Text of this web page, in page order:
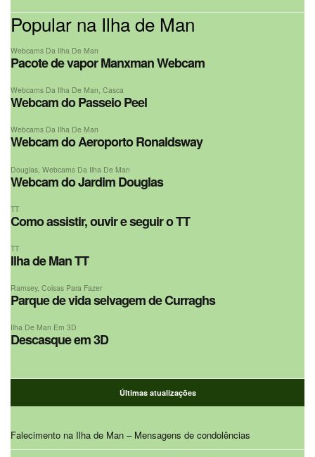
Popular na Ilha de Man
Webcams Da Ilha De Man
Pacote de vapor Manxman Webcam
Webcams Da Ilha De Man, Casca
Webcam do Passeio Peel
Webcams Da Ilha De Man
Webcam do Aeroporto Ronaldsway
Douglas Webcams Da Ilha De Man
Webcam do Jardim Douglas
TT
Como assistir, ouvir e seguir o TT
TT
Ilha de Man TT
Ramsey, Coisas Para Fazer
Parque de vida selvagem de Curraghs
Ilha De Man Em 3D
Descasque em 3D
Últimas atualizações
Falecimento na Ilha de Man – Mensagens de condolências